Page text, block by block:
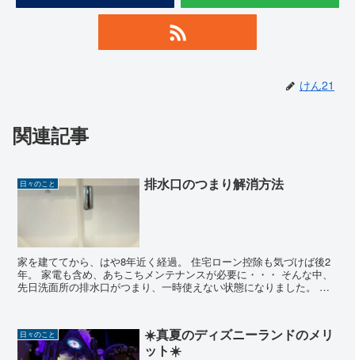
けん21
関連記事
日々のこと 排水口のつまり解消方法
家を建ててから、はや8年近く経過。 住宅ローン控除も気づけば後2
年。 家電も含め、あちこちメンテナンスが必要に・・・ そんな中、
先日洗面所の排水口がつまり、一時使えない状態になりました。 そ
日々のこと
☀️真夏のディズニーランドのメリ
ット☀️